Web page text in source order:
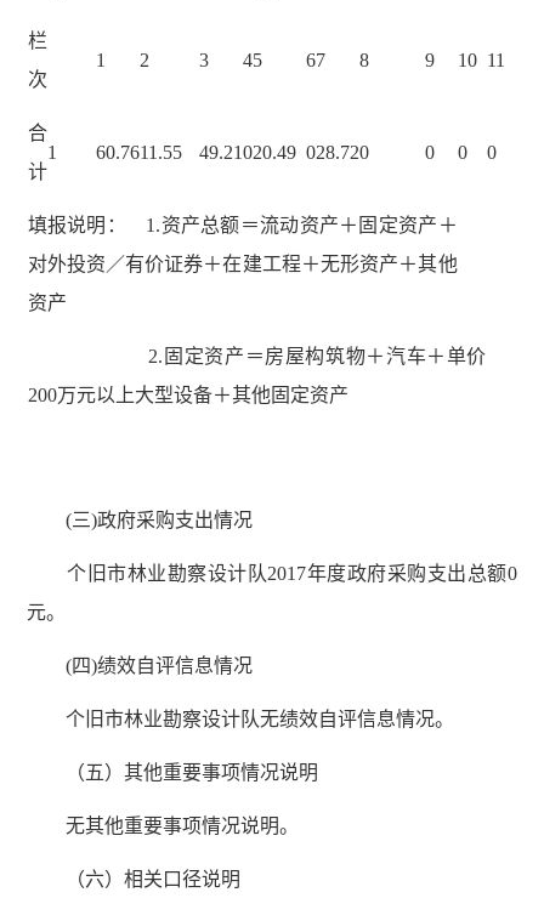
栏
次
1 2 3 45 67 8 9 10 11
合
计
1 60.7611.55 49.21020.49 028.720 0 0 0
填报说明： 1.资产总额＝流动资产＋固定资产＋
对外投资／有价证券＋在建工程＋无形资产＋其他
资产
2.固定资产＝房屋构筑物＋汽车＋单价
200万元以上大型设备＋其他固定资产
(三)政府采购支出情况
个旧市林业勘察设计队2017年度政府采购支出总额0
元。
(四)绩效自评信息情况
个旧市林业勘察设计队无绩效自评信息情况。
（五）其他重要事项情况说明
无其他重要事项情况说明。
（六）相关口径说明